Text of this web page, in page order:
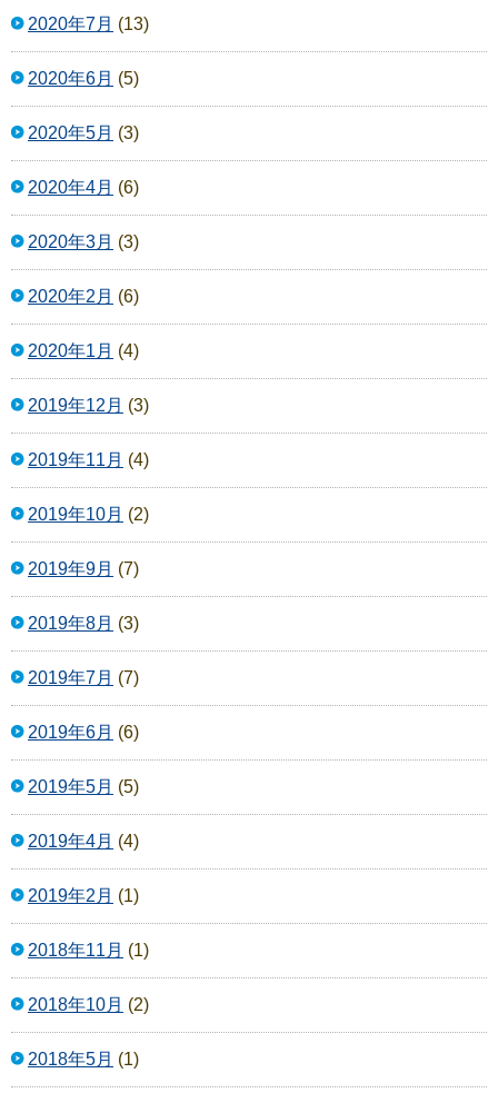
2020年7月 (13)
2020年6月 (5)
2020年5月 (3)
2020年4月 (6)
2020年3月 (3)
2020年2月 (6)
2020年1月 (4)
2019年12月 (3)
2019年11月 (4)
2019年10月 (2)
2019年9月 (7)
2019年8月 (3)
2019年7月 (7)
2019年6月 (6)
2019年5月 (5)
2019年4月 (4)
2019年2月 (1)
2018年11月 (1)
2018年10月 (2)
2018年5月 (1)